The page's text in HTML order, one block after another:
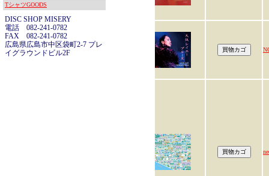
TシャツGOODS
DISC SHOP MISERY
電話 082-241-0782
FAX 082-241-0782
広島県広島市中区袋町2-7 プレ
イグラウンドビル2F